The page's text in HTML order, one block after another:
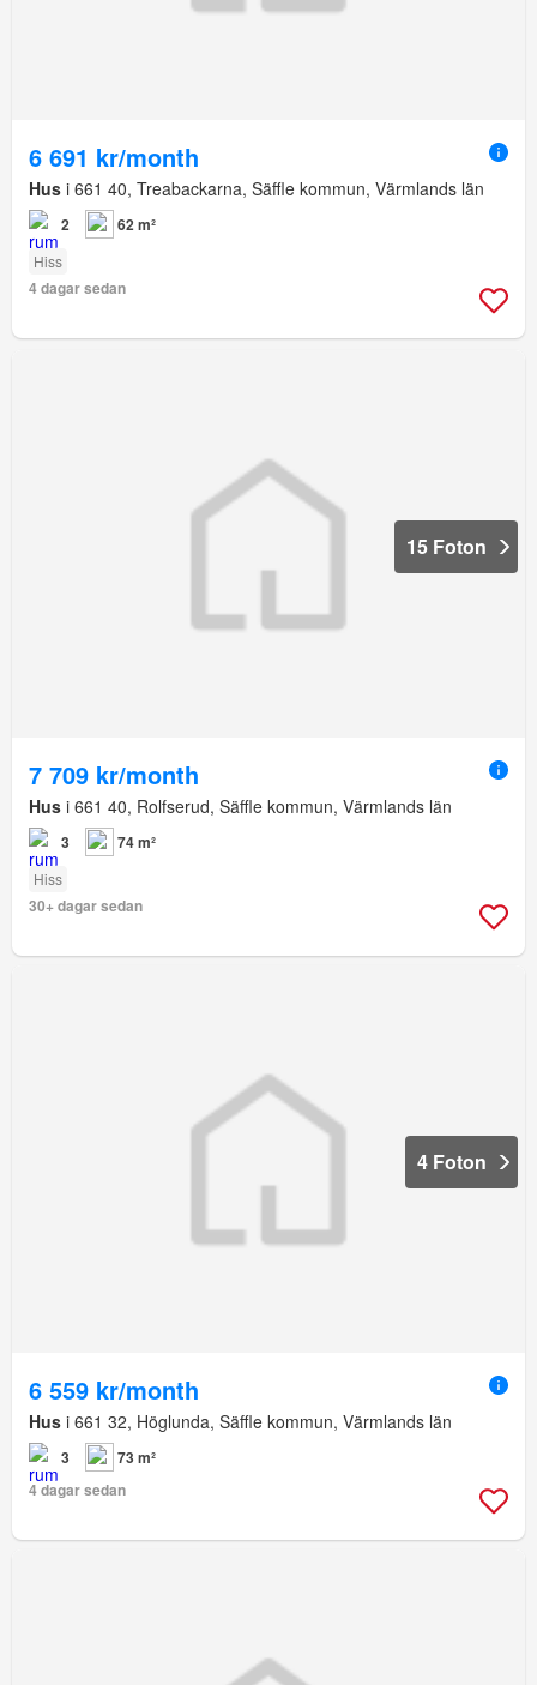
6 691 kr/month
Hus i 661 40, Treabackarna, Säffle kommun, Värmlands län
2 62 m²
Hiss
4 dagar sedan
15 Foton
7 709 kr/month
Hus i 661 40, Rolfserud, Säffle kommun, Värmlands län
3 74 m²
Hiss
30+ dagar sedan
4 Foton
6 559 kr/month
Hus i 661 32, Höglunda, Säffle kommun, Värmlands län
3
73 m²
4 dagar sedan